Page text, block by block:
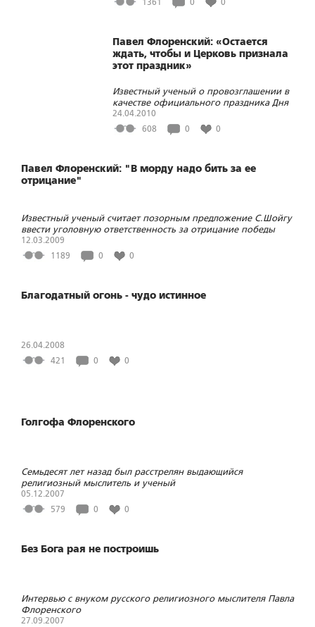
1361 0 0
Павел Флоренский: «Остается
ждать, чтобы и Церковь признала
этот праздник»
Известный ученый о провозглашении в
качестве официального праздника Дня
Крещения Руси
24.04.2010
608
0 0
Павел Флоренский: "В морду надо бить за ее
отрицание"
Известный ученый считает позорным предложение С.Шойгу
ввести уголовную ответственность за отрицание победы
СССР в Великой Отечественной войне
12.03.2009
1189
0 0
Благодатный огонь - чудо истинное
26.04.2008
421
0 0
Голгофа Флоренского
Семьдесят лет назад был расстрелян выдающийся
религиозный мыслитель и ученый
05.12.2007
579
0 0
Без Бога рая не построишь
Интервью с внуком русского религиозного мыслителя Павла
Флоренского
27.09.2007